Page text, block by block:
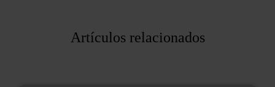
Artículos relacionados